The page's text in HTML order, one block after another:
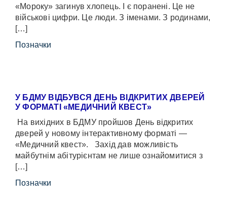
«Мороку» загинув хлопець. І є поранені. Це не
військові цифри. Це люди. З іменами. З родинами,
[…]
Позначки
У БДМУ ВІДБУВСЯ ДЕНЬ ВІДКРИТИХ ДВЕРЕЙ
У ФОРМАТІ «МЕДИЧНИЙ КВЕСТ»
На вихідних в БДМУ пройшов День відкритих
дверей у новому інтерактивному форматі —
«Медичний квест». Захід дав можливість
майбутнім абітурієнтам не лише ознайомитися з
[…]
Позначки